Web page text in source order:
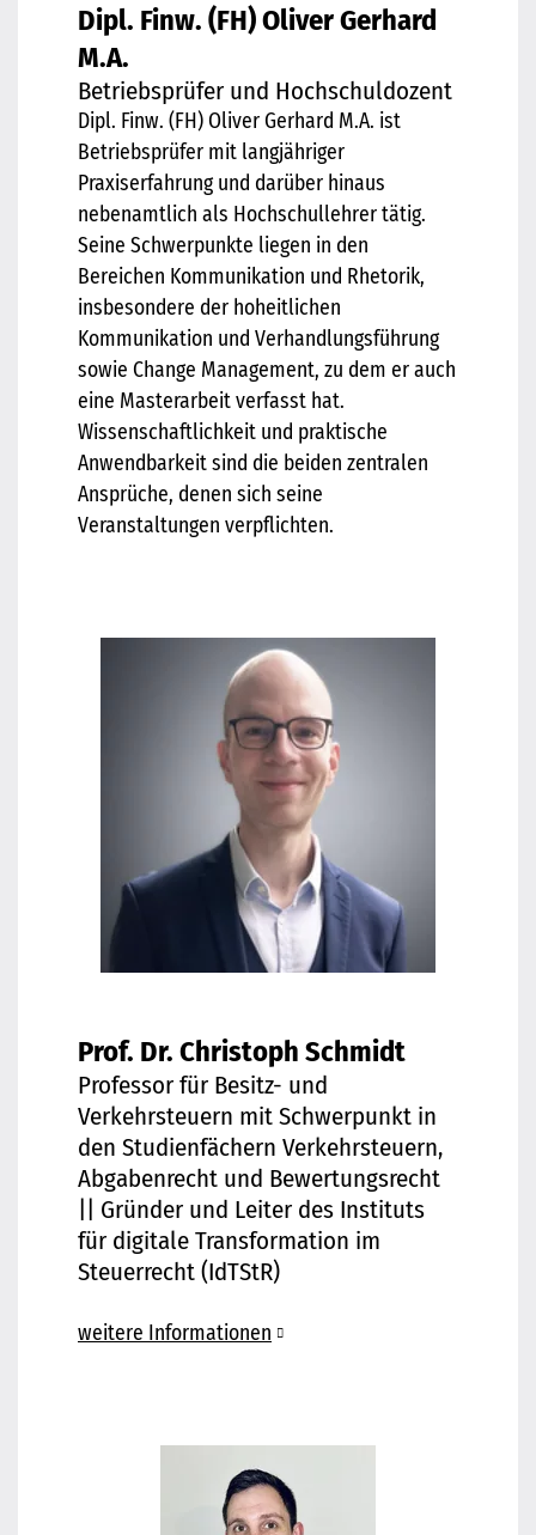
Dipl. Finw. (FH) Oliver Gerhard
M.A.
Betriebsprüfer und Hochschuldozent
Dipl. Finw. (FH) Oliver Gerhard M.A. ist
Betriebsprüfer mit langjähriger
Praxiserfahrung und darüber hinaus
nebenamtlich als Hochschullehrer tätig.
Seine Schwerpunkte liegen in den
Bereichen Kommunikation und Rhetorik,
insbesondere der hoheitlichen
Kommunikation und Verhandlungsführung
sowie Change Management, zu dem er auch
eine Masterarbeit verfasst hat.
Wissenschaftlichkeit und praktische
Anwendbarkeit sind die beiden zentralen
Ansprüche, denen sich seine
Veranstaltungen verpflichten.
Prof. Dr. Christoph Schmidt
Professor für Besitz- und
Verkehrsteuern mit Schwerpunkt in
den Studienfächern Verkehrsteuern,
Abgabenrecht und Bewertungsrecht
|| Gründer und Leiter des Instituts
für digitale Transformation im
Steuerrecht (IdTStR)
weitere Informationen